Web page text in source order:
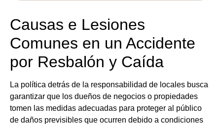
Causas e Lesiones
Comunes en un Accidente
por Resbalón y Caída
La política detrás de la responsabilidad de locales busca
garantizar que los dueños de negocios o propiedades
tomen las medidas adecuadas para proteger al público
de daños previsibles que ocurren debido a condiciones